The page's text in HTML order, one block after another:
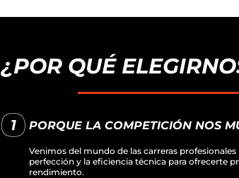
¿POR QUÉ
PORQUE LA COMPETICIÓN NOS
Venimos del mundo de las carreras
perfección y la eficiencia técnica para ofrecerte
rendimiento.